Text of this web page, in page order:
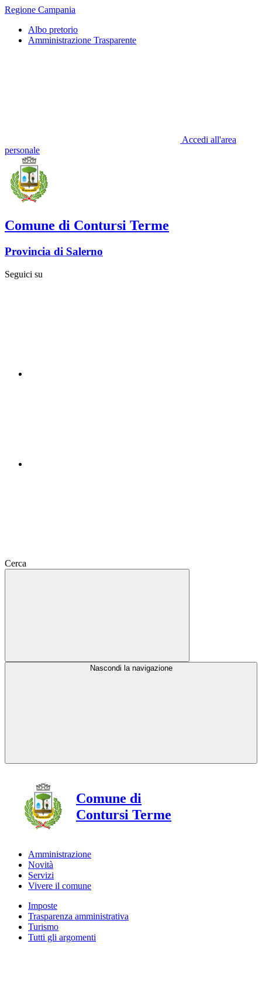
Regione Campania
Albo pretorio
Amministrazione Trasparente
Accedi all'area
personale
Comune di Contursi Terme
Provincia di Salerno
Seguici su
Cerca
Nascondi la navigazione
Comune di
Contursi Terme
Amministrazione
Novità
Servizi
Vivere il comune
Imposte
Trasparenza amministrativa
Turismo
Tutti gli argomenti